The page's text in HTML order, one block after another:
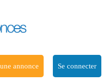
annonce Se connecter